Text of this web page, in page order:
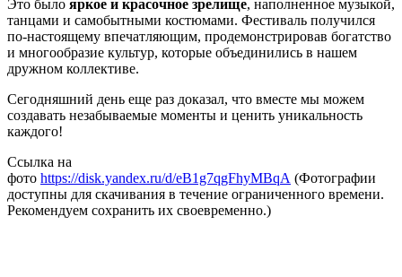
Это было яркое и красочное зрелище, наполненное музыкой,
танцами и самобытными костюмами. Фестиваль получился
по-настоящему впечатляющим, продемонстрировав богатство
и многообразие культур, которые объединились в нашем
дружном коллективе.
Сегодняшний день еще раз доказал, что вместе мы можем
создавать незабываемые моменты и ценить уникальность
каждого!
Ссылка на
фото https://disk.yandex.ru/d/eB1g7qgFhyMBqA (Фотографии
доступны для скачивания в течение ограниченного времени.
Рекомендуем сохранить их своевременно.)